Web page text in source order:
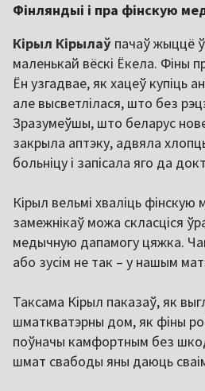
Фінляндыі і пра фінскую
Кірыл Кірылаў пачаў жыццё
маленькай вёскі Ёкела. Фіны
Ён узгадвае, як хацеў купіць
але высветлілася, што без
Зразумеўшы, што беларус
закрыла аптэку, адвяла
больніцу і запісала яго да
Кірыл вельмі хваліць
замежнікаў можа скласціся
медычную дапамогу цяжка.
або зусім не так – у нашым
Таксама Кірыл паказаў, як
шматкватэрны дом, як фіны
поўначы камфортным без
шмат свабоды яны даюць